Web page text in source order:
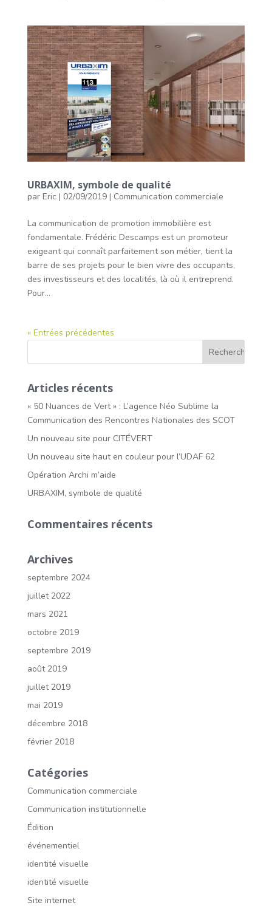
URBAXIM, symbole de qualité
par Eric | 02/09/2019| Communication commerciale
La communication de promotion immobilière est
fondamentale. Frédéric Descamps est un promoteur
exigeant qui connaît parfaitement son métier, tient la
barre de ses projets pour le bien vivre des occupants,
des investisseurs et des localités, là où il entreprend.
Pour...
« Entrées précédentes
Articles récents
« 50 Nuances de Vert » : L’agence Néo Sublime la
Communication des Rencontres Nationales des SCOT
Un nouveau site pour CITÉVERT
Un nouveau site haut en couleur pour l’UDAF 62
Opération Archi m’aide
URBAXIM, symbole de qualité
Commentaires récents
Archives
septembre 2024
juillet 2022
mars 2021
octobre 2019
septembre 2019
août 2019
juillet 2019
mai 2019
décembre 2018
février 2018
Catégories
Communication commerciale
Communication institutionnelle
Édition
événementiel
identité visuelle
identité visuelle
Site internet